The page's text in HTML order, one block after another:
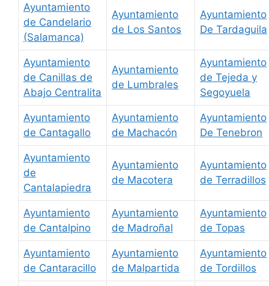
Ayuntamiento
de Candelario
(Salamanca)
Ayuntamiento
de Los Santos
Ayuntamiento
De Tardaguila
Ayuntamiento
de Canillas de
Abajo Centralita
Ayuntamiento
de Lumbrales
Ayuntamiento
de Tejeda y
Segoyuela
Ayuntamiento
de Cantagallo
Ayuntamiento
de Machacón
Ayuntamiento
De Tenebron
Ayuntamiento
de
Cantalapiedra
Ayuntamiento
de Macotera
Ayuntamiento
de Terradillos
Ayuntamiento
de Cantalpino
Ayuntamiento
de Madroñal
Ayuntamiento
de Topas
Ayuntamiento
de Cantaracillo
Ayuntamiento
de Malpartida
Ayuntamiento
de Tordillos